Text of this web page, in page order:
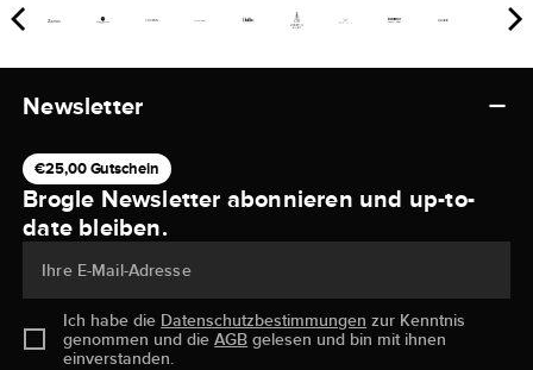
Newsletter
€25,00 Gutschein
Brogle Newsletter abonnieren und up-to-
date bleiben.
Ihre E-Mail-Adresse
Ich habe die Datenschutzbestimmungen zur Kenntnis
genommen und dieAGB gelesen und bin mit ihnen
einverstanden.